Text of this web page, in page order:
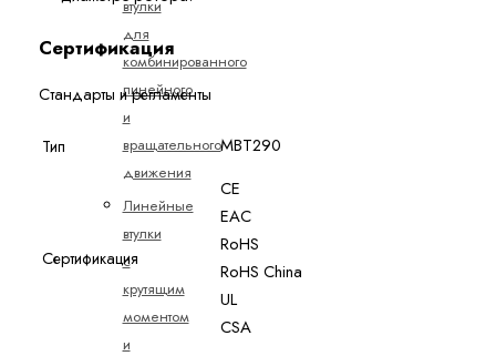
втулки
для
комбинированного
линейного
и
вращательного
движения
Линейные
втулки
с
крутящим
моментом
и
Сертификация
Стандарты и регламенты
Тип MBT290
Сертификация
CE
EAC
RoHS
RoHS China
UL
CSA